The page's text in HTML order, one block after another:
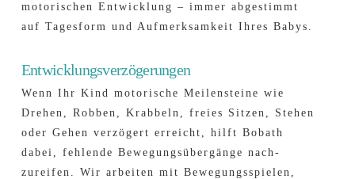
motorischen Entwicklung – immer abgestimmt
auf Tagesform und Aufmerksamkeit Ihres Babys.
Entwicklungsverzögerungen
Wenn Ihr Kind motorische Meilensteine wie
Drehen, Robben, Krabbeln, freies Sitzen, Stehen
oder Gehen verzögert erreicht, hilft Bobath
dabei, fehlende Bewegungs­übergänge nach­
zureifen. Wir arbeiten mit Bewegungs­spielen,